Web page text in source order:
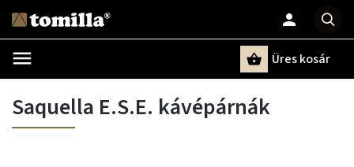
Üres kosár
Saquella E.S.E. kávépárnák